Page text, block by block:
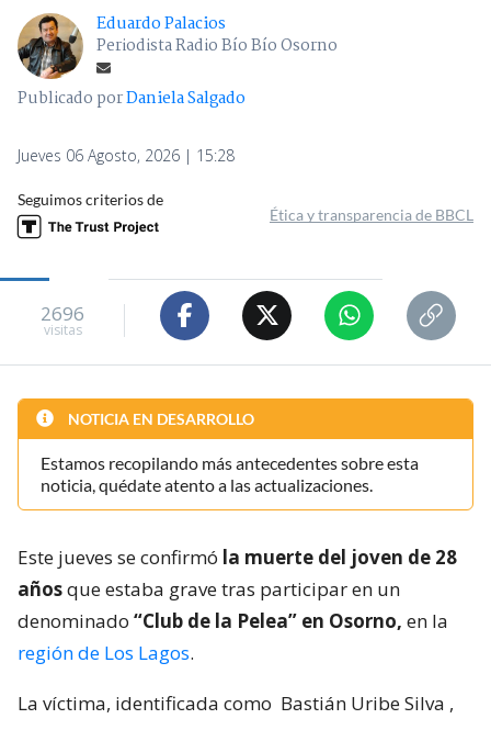
Eduardo Palacios
Periodista Radio Bío Bío Osorno
Publicado porDaniela Salgado
Jueves 06 Agosto, 2026 | 15:28
Seguimos criterios de
Ética y transparencia de BBCL
2696
visitas
NOTICIA EN DESARROLLO
Estamos recopilando más antecedentes sobre esta
noticia, quédate atento a las actualizaciones.
Este jueves se confirmó la muerte del joven de 28
añosque estaba grave tras participar en un
denominado “Club de la Pelea” en Osorno, en la
región de Los Lagos.
La víctima, identificada como Bastián Uribe Silva ,